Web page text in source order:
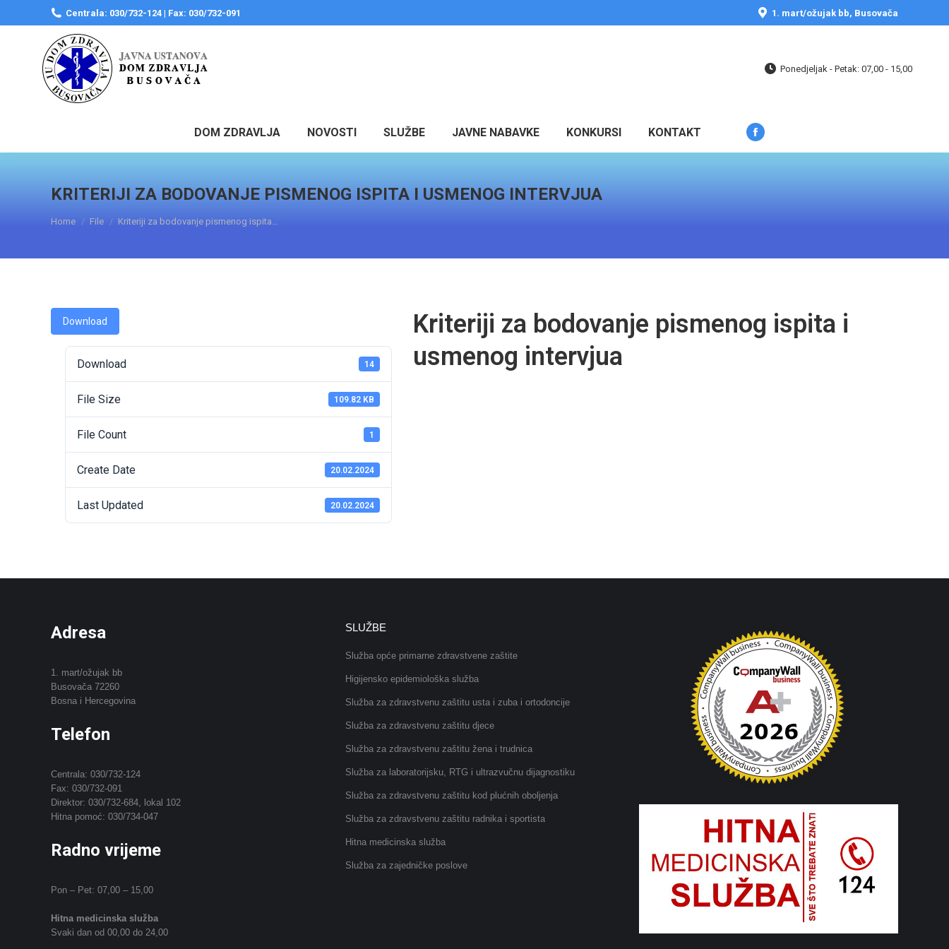
Centrala: 030/732-124 | Fax: 030/732-091 1. mart/ožujak bb, Busovača
Ponedjeljak - Petak: 07,00 - 15,00
DOM ZDRAVLJA NOVOSTI SLUŽBE JAVNE NABAVKE KONKURSI KONTAKT
Facebook
KRITERIJI ZA BODOVANJE PISMENOG ISPITA I USMENOG INTERVJUA
You are here:
Home File Kriteriji za bodovanje pismenog ispita…
Download
Download 14
File Size 109.82 KB
File Count 1
Create Date 20.02.2024
Last Updated 20.02.2024
Kriteriji za bodovanje pismenog ispita i
usmenog intervjua
Adresa
1. mart/ožujak bb
Busovača 72260
Bosna i Hercegovina
Telefon
Centrala: 030/732-124
Fax: 030/732-091
Direktor: 030/732-684, lokal 102
Hitna pomoć: 030/734-047
Radno vrijeme
Pon – Pet: 07,00 – 15,00
Hitna medicinska služba
Svaki dan od 00,00 do 24,00
SLUŽBE
Služba opće primarne zdravstvene zaštite
Higijensko epidemiološka služba
Služba za zdravstvenu zaštitu usta i zuba i ortodoncije
Služba za zdravstvenu zaštitu djece
Služba za zdravstvenu zaštitu žena i trudnica
Služba za laboratorijsku, RTG i ultrazvučnu dijagnostiku
Služba za zdravstvenu zaštitu kod plućnih oboljenja
Služba za zdravstvenu zaštitu radnika i sportista
Hitna medicinska služba
Služba za zajedničke poslove